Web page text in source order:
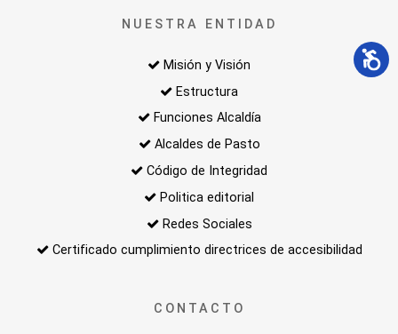
NUESTRA ENTIDAD
Misión y Visión
Estructura
Funciones Alcaldía
Alcaldes de Pasto
Código de Integridad
Politica editorial
Redes Sociales
Certificado cumplimiento directrices de accesibilidad
CONTACTO